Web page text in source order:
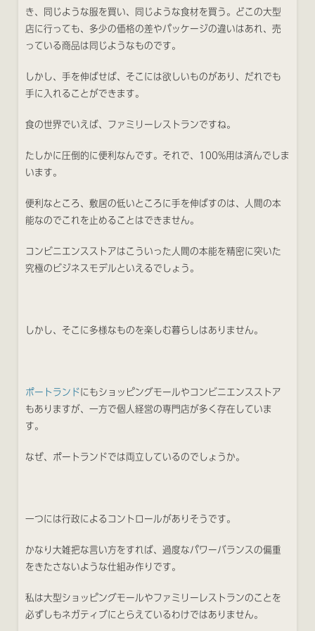
き、同じような服を買い、同じような食材を買う。どこの大型
店に行っても、多少の価格の差やパッケージの違いはあれ、売
っている商品は同じようなものです。
しかし、手を伸ばせば、そこには欲しいものがあり、だれでも
手に入れることができます。
食の世界でいえば、ファミリーレストランですね。
たしかに圧倒的に便利なんです。それで、100%用は済んでしま
います。
便利なところ、敷居の低いところに手を伸ばすのは、人間の本
能なのでこれを止めることはできません。
コンビニエンスストアはこういった人間の本能を精密に突いた
究極のビジネスモデルといえるでしょう。
しかし、そこに多様なものを楽しむ暮らしはありません。
ポートランドにもショッピングモールやコンビニエンスストア
もありますが、一方で個人経営の専門店が多く存在していま
す。
なぜ、ポートランドでは両立しているのでしょうか。
一つには行政によるコントロールがありそうです。
かなり大雑把な言い方をすれば、過度なパワーバランスの偏重
をきたさないような仕組み作りです。
私は大型ショッピングモールやファミリーレストランのことを
必ずしもネガティブにとらえているわけではありません。